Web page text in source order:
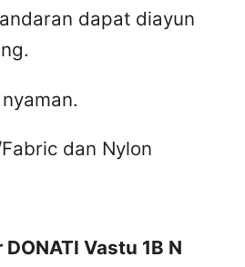
dapat diayun
dan Nylon
Vastu 1B N